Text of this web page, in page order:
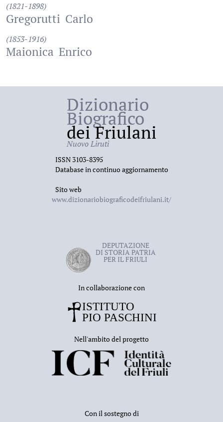
(1821-1898)
Gregorutti Carlo
(1853-1916)
Maionica Enrico
Dizionario
Biografico
dei Friulani
Nuovo Liruti
ISSN 3103-8395
Database in continuo aggiornamento
Sito web
www.dizionariobiograficodeifriulani.it/
DEPUTAZIONE
DI STORIA PATRIA
PER IL FRIULI
In collaborazione con
Nell'ambito del progetto
Con il sostegno di